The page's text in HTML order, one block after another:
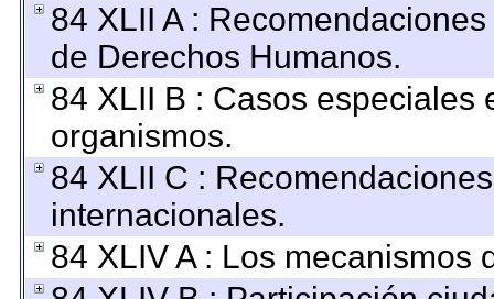
84 XLII A :
de Derechos Humanos.
84 XLII B : Casos especiales
organismos.
84 XLII C :
internacionales.
84 XLIV A : Los mecanismos